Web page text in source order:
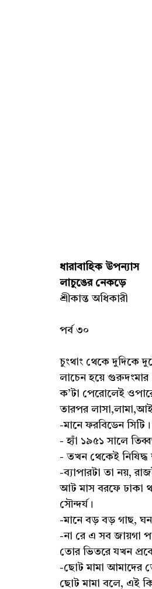
ধারাবাহিক উপন্যাস
লাচুঙের নেকড়ে
শ্রীকান্ত অধিকারী
পর্ব ৩০
চুংথাং থেকে দুদিকে
লাচেন হয়ে
ক’টা পেরোলেই ওপারে
তারপর
-মানে ফরবিডেন
- হ্যাঁ ১৯৫১ সালে
- তখন থেকেই
-ব্যাপারটা তা নয়,
আট মাস বরফে ঢাকা
সৌন্দর্য।
-মানে বড় বড় গাছ,
-না রে এ সব জায়গা
তোর ভিতরে যখন
-ছোট মামা আমাদের
ছোট মামা বলে, এই